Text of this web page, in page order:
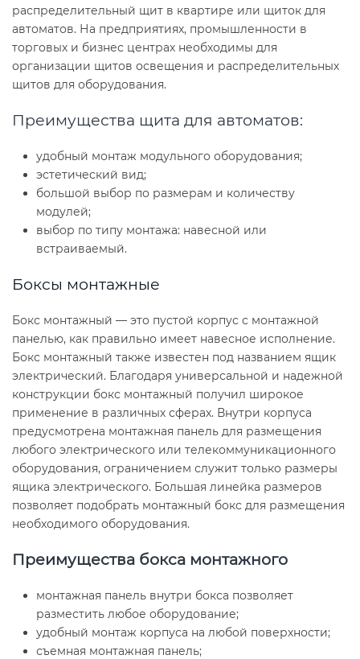
распределительный щит в квартире или щиток для
автоматов. На предприятиях, промышленности в
торговых и бизнес центрах необходимы для
организации щитов освещения и распределительных
щитов для оборудования.
Преимущества щита для автоматов:
удобный монтаж модульного оборудования;
эстетический вид;
большой выбор по размерам и количеству
модулей;
выбор по типу монтажа: навесной или
встраиваемый.
Боксы монтажные
Бокс монтажный — это пустой корпус с монтажной
панелью, как правильно имеет навесное исполнение.
Бокс монтажный также известен под названием ящик
электрический. Благодаря универсальной и надежной
конструкции бокс монтажный получил широкое
применение в различных сферах. Внутри корпуса
предусмотрена монтажная панель для размещения
любого электрического или телекоммуникационного
оборудования, ограничением служит только размеры
ящика электрического. Большая линейка размеров
позволяет подобрать монтажный бокс для размещения
необходимого оборудования.
Преимущества бокса монтажного
монтажная панель внутри бокса позволяет
разместить любое оборудование;
удобный монтаж корпуса на любой поверхности;
съемная монтажная панель;